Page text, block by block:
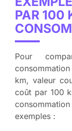
PAR 100
Pour
km, valeur
coût par 100
exemples :